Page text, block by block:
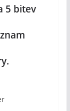
5 bitev